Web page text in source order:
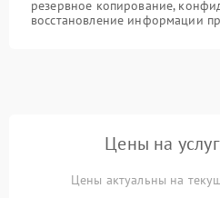
резервное копирование,
восстановление информации
Цены на
Цены актуальны на